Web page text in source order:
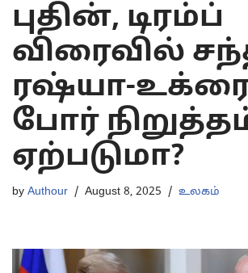
புதின், டிரம்ப்
விரைவில்
ரஷ்யா-
போர்
ஏற்படுமா?
by Authour August 8, 2025 உலகம்